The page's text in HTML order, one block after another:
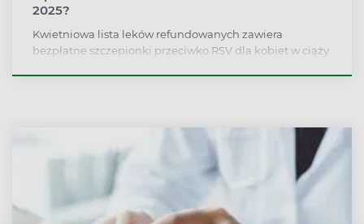
2025?
Kwietniowa lista leków refundowanych zawiera
bezpłatne szczepionki przeciwko RSV dla kobiet w ciąży